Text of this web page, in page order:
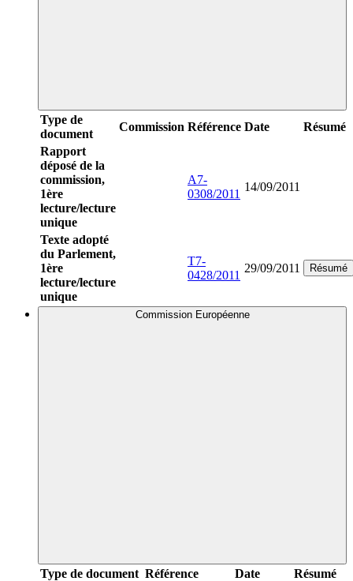
Type de
document
Commission Référence Date
Résumé
Rapport
déposé de la
commission,
1ère
lecture/lecture
unique
A7-
0308/2011
14/09/2011
Texte adopté
du Parlement,
1ère
lecture/lecture
unique
T7-
0428/2011
29/09/2011 Résumé
Commission Européenne
Type de document Référence Date
Résumé